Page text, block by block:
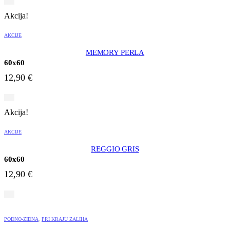
Akcija!
AKCIJE
MEMORY PERLA
60x60
12,90 €
Akcija!
AKCIJE
REGGIO GRIS
60x60
12,90 €
PODNO-ZIDNA PRI KRAJU ZALIHA